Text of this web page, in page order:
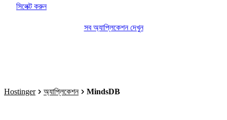
সিলেক্ট করুন
সব অ্যাপ্লিকেশন দেখুন
Hostinger অ্যাপ্লিকেশন MindsDB